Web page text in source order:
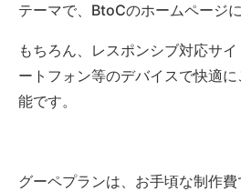
テーマで、BtoCのホームページ
もちろん、レスポンシブ対応サ
ートフォン等のデバイスで快適
能です。
グーペプランは、お手頃な制作